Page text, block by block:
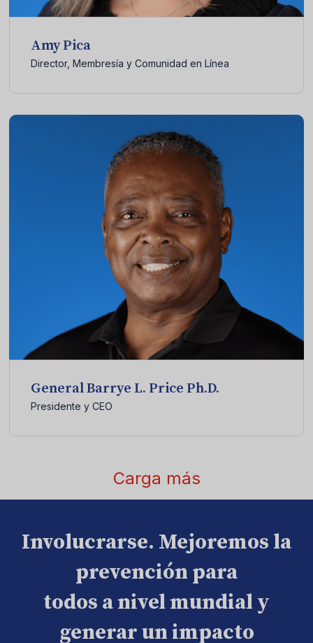
Amy Pica
Director, Membresía y Comunidad en Línea
General Barrye L. Price Ph.D.
Presidente y CEO
Carga más
Involucrarse. Mejoremos la
prevención para
todos a nivel mundial y
generar un impacto